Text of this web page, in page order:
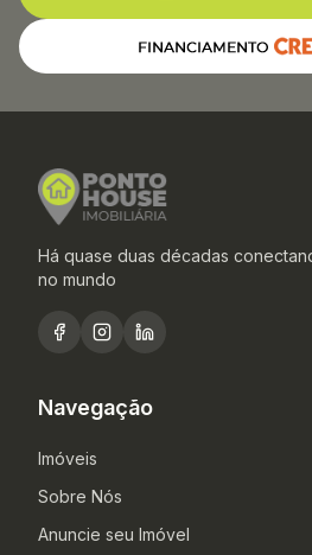
Há quase duas décadas
no mundo
Navegação
Imóveis
Sobre Nós
Anuncie seu Imóvel